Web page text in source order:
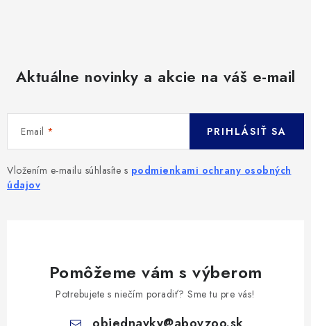
Aktuálne novinky a akcie na váš e-mail
Email
Vložením e-mailu súhlasíte s podmienkami ochrany osobných
údajov
PRIHLÁSIŤ SA
Pomôžeme vám s výberom
Potrebujete s niečím poradiť? Sme tu pre vás!